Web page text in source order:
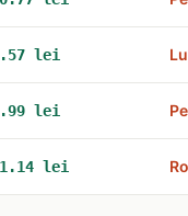
lei
lei
lei